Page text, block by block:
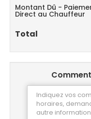
Montant Dû -
Direct au Chauffeur
Total